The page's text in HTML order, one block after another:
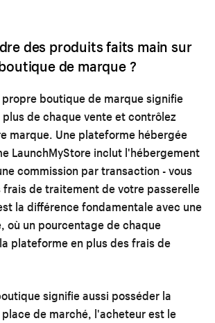
des produits faits main sur
de marque ?
boutique de marque signifie
de chaque vente et contrôlez
marque. Une plateforme hébergée
LaunchMyStore inclut l'hébergement
commission par transaction - vous
frais de traitement de votre passerelle
la différence fondamentale avec une
où un pourcentage de chaque
plateforme en plus des frais de
signifie aussi posséder la
de marché, l'acheteur est le